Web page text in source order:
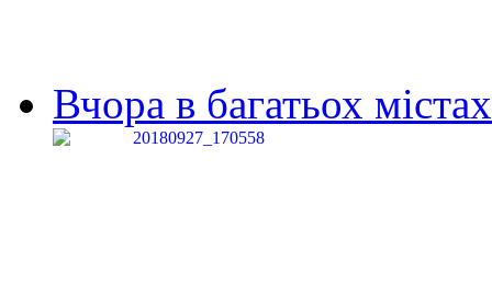
Вчора в багатьох